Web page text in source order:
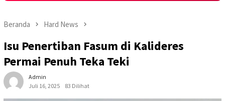
Beranda Hard News
Isu Penertiban Fasum di Kalideres
Permai Penuh Teka Teki
Admin
Juli 16, 2025
83 Dilihat